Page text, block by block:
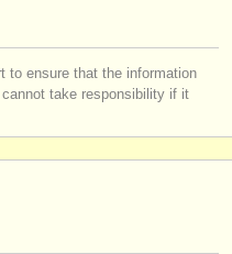
to ensure that the information
take responsibility if it